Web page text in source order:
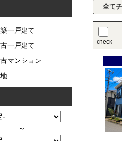
check
一戸建て
一戸建て
マンション
～